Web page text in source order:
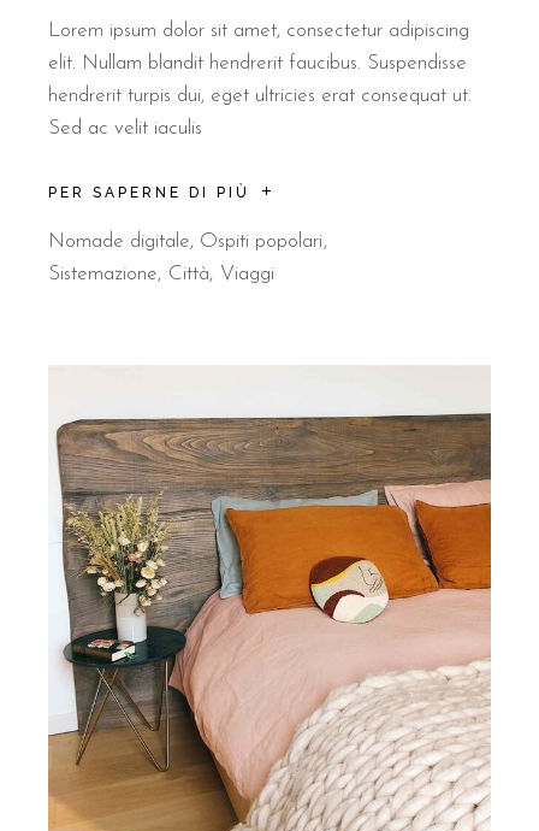
Lorem ipsum dolor sit amet, consectetur adipiscing
elit. Nullam blandit hendrerit faucibus. Suspendisse
hendrerit turpis dui, eget ultricies erat consequat ut.
Sed ac velit iaculis
PER SAPERNE DI PIÙ
Nomade digitale, Ospiti popolari
Sistemazione
Città Viaggi